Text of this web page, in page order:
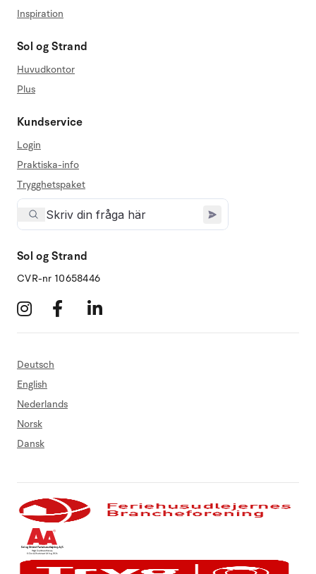
Inspiration
Sol og Strand
Huvudkontor
Plus
Kundservice
Login
Praktiska-info
Trygghetspaket
Sol og Strand
CVR-nr 10658446
Deutsch
English
Nederlands
Norsk
Dansk